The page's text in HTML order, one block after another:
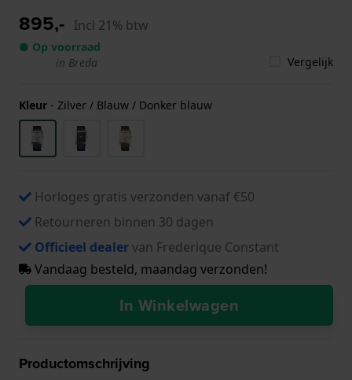
895,- Incl 21% btw
● Op voorraad
in Breda
Vergelijk
Kleur - Zilver / Blauw / Donker blauw
Horloges gratis verzonden vanaf €50
Retourneren binnen 30 dagen
Officieel dealervan Frederique Constant
Vandaag besteld, maandag verzonden!
In Winkelwagen
Productomschrijving